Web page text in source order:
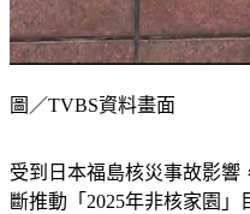
圖／TVBS資料畫面
受到日本福島核災事故影響
斷推動「2025年非核家園